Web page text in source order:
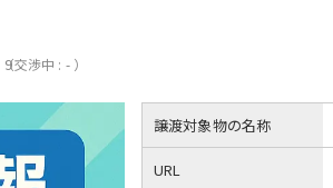
9
（交渉中 : - ）
譲渡対象物の名称
URL